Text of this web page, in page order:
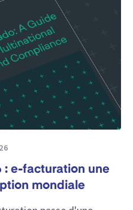
: e-facturation une
mondiale